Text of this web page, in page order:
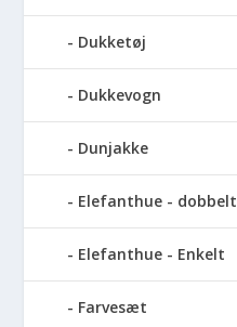
Dukketøj
Dukkevogn
Dunjakke
Elefanthue - dobbelt
Elefanthue - Enkelt
Farvesæt